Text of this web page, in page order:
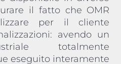
il fatto che OMR
per il cliente
avendo un
totalmente
eseguito interamente